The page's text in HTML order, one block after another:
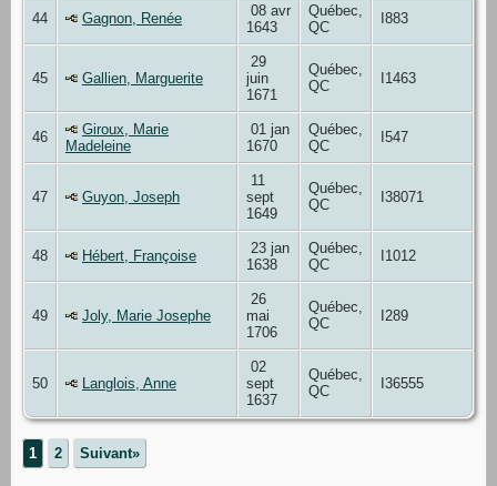
44 Gagnon, Renée
08 avr
1643
Québec,
QC
I883
45 Gallien, Marguerite
29
juin
1671
Québec,
QC
I1463
46
Giroux, Marie
Madeleine
01 jan
1670
Québec,
QC
I547
47 Guyon, Joseph
11
sept
1649
Québec,
QC
I38071
48 Hébert, Françoise
23 jan
1638
Québec,
QC
I1012
49 Joly, Marie Josephe
26
mai
1706
Québec,
QC
I289
50 Langlois, Anne
02
sept
1637
Québec,
QC
I36555
1 2 Suivant»